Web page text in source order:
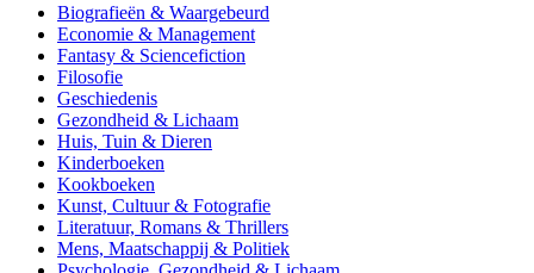
Biografieën & Waargebeurd
Economie & Management
Fantasy & Sciencefiction
Filosofie
Geschiedenis
Gezondheid & Lichaam
Huis, Tuin & Dieren
Kinderboeken
Kookboeken
Kunst, Cultuur & Fotografie
Literatuur, Romans & Thrillers
Mens, Maatschappij & Politiek